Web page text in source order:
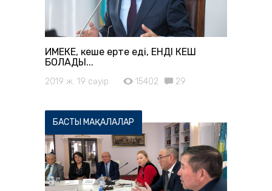
ИМЕКЕ, кеше ерте еді, ЕНДІ КЕШ
БОЛАДЫ...
2019 ж. 19 сәуір 15402 29
БАСТЫ МАҚАЛАЛАР